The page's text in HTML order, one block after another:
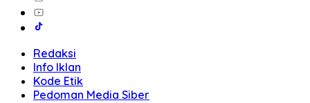
Redaksi
Info Iklan
Kode Etik
Pedoman Media Siber